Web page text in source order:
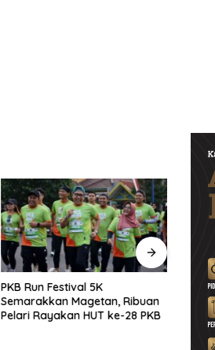
PKB Run Festival 5K
Semarakkan Magetan, Ribuan
Pelari Rayakan HUT ke-28 PKB